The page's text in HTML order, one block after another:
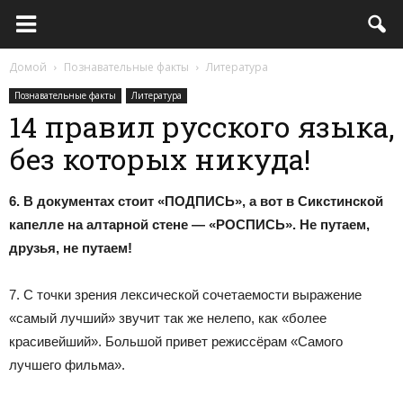
Домой Познавательные факты Литература
Познавательные факты Литература
14 правил русского языка,
без которых никуда!
6. В документах стоит «ПОДПИСЬ», а вот в Сикстинской
капелле на алтарной стене — «РОСПИСЬ». Не путаем,
друзья, не путаем!
7. С точки зрения лексической сочетаемости выражение
«самый лучший» звучит так же нелепо, как «более
красивейший». Большой привет режиссёрам «Самого
лучшего фильма».